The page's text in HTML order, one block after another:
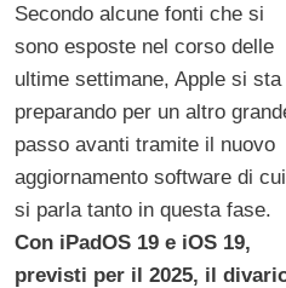
Secondo alcune fonti che si
sono esposte nel corso delle
ultime settimane, Apple si sta
preparando per un altro
passo avanti tramite il nuovo
aggiornamento software di cui
si parla tanto in questa fase.
Con iPadOS 19 e iOS 19,
previsti per il 2025, il